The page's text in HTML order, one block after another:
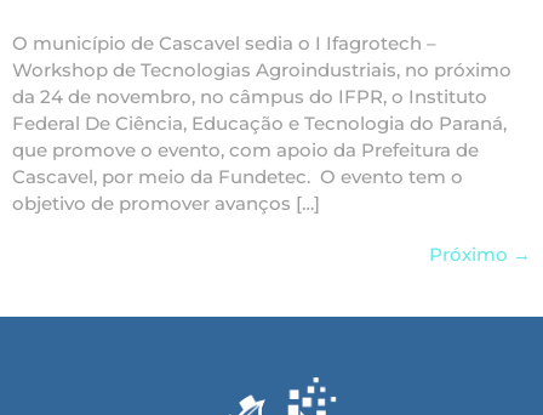
O município de Cascavel sedia o I Ifagrotech –
Workshop de Tecnologias Agroindustriais, no próximo
da 24 de novembro, no câmpus do IFPR, o Instituto
Federal De Ciência, Educação e Tecnologia do Paraná,
que promove o evento, com apoio da Prefeitura de
Cascavel, por meio da Fundetec. O evento tem o
objetivo de promover avanços […]
Próximo →